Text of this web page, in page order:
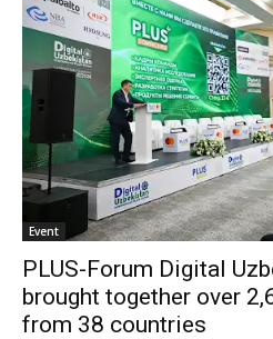
Event
PLUS-Forum Digital
brought together over
from 38 countries